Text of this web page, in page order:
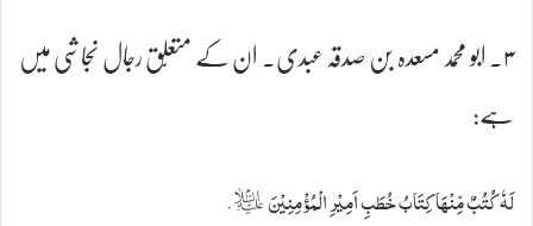
۳۔ ابو محمد مسعدہ بن صدقہ عبدی۔ ان کے متعلّق رجال نجاشی میں
ہے:
لَہٗ کُتُبٌ مِّنْھَا کِتَابُ خُطَبِ اَمِيْرِ الْمُؤْمِنِيْنَ ؑ.